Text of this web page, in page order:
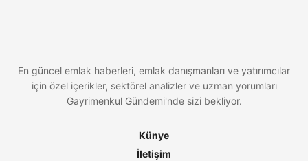
En güncel emlak haberleri, emlak danışmanları ve yatırımcılar
için özel içerikler, sektörel analizler ve uzman yorumları
Gayrimenkul Gündemi'nde sizi bekliyor.
Künye
İletişim